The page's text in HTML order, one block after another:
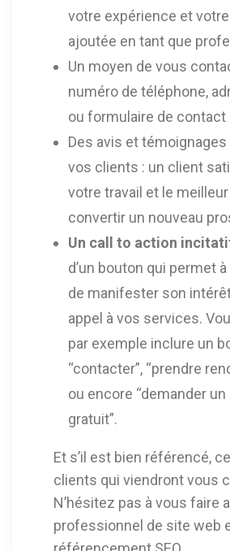
votre expérience et
ajoutée en tant que
Un moyen de vous
numéro de téléphone,
ou formulaire de contact
Des avis et témoignages
vos clients : un client
votre travail et le
convertir un nouveau
Un call to action
d’un bouton qui permet à
de manifester son
appel à vos services.
par exemple inclure un
“contacter”, “prendre
ou encore “demander un
gratuit”.
Et s’il est bien référencé,
clients qui viendront vous
N’hésitez pas à vous faire
professionnel de site web